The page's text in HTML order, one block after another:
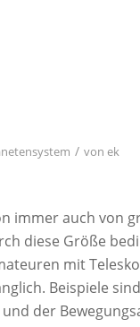
/ vonek
immer auch von
diese Größe
mit
Beispiele
der